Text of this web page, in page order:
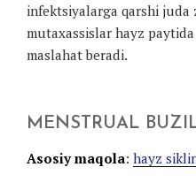
infektsiyalarga qarshi juda
mutaxassislar hayz
maslahat beradi.
MENSTRUAL
Asosiy maqola: hayz